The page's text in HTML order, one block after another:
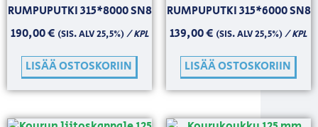
RUMPUPUTKI 315*8000 SN8
190,00€ (SIS. ALV 25,5%)/ KPL
LISÄÄ OSTOSKORIIN
RUMPUPUTKI 315*6000 SN8
139,00€ (SIS. ALV 25,5%)/ KPL
LISÄÄ OSTOSKORIIN